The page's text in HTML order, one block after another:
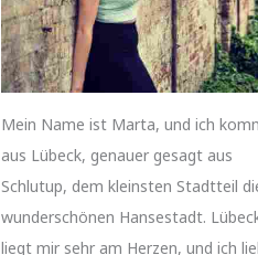
Mein Name ist Marta, und ich
aus Lübeck, genauer gesagt aus
Schlutup, dem kleinsten Stadtteil
wunderschönen Hansestadt.
liegt mir sehr am Herzen, und ich